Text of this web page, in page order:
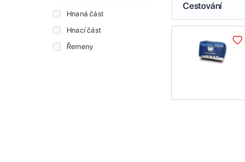
Hnaná část
Hnací část
Řemeny
Cestování